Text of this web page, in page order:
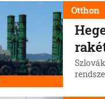
Zuzana
Otthon